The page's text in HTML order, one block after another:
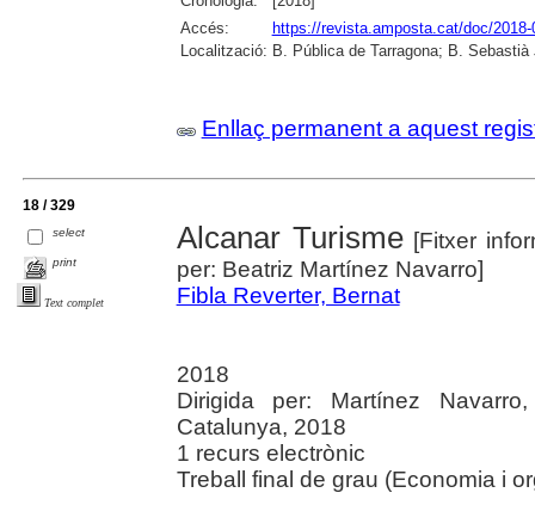
Accés:
https://revista.amposta.cat/doc/2018-
Localització: B. Pública de Tarragona; B.
Enllaç permanent a aquest
18 / 329
select
print
Text complet
Alcanar Turisme[Fitxer
per: Beatriz Martínez Navarro]
Fibla Reverter, Bernat
2018
Dirigida per: Martínez
Catalunya, 2018
1 recurs electrònic
Treball final de grau (Economia i